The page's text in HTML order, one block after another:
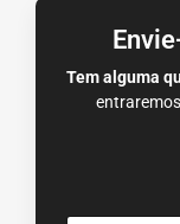
Tem alguma